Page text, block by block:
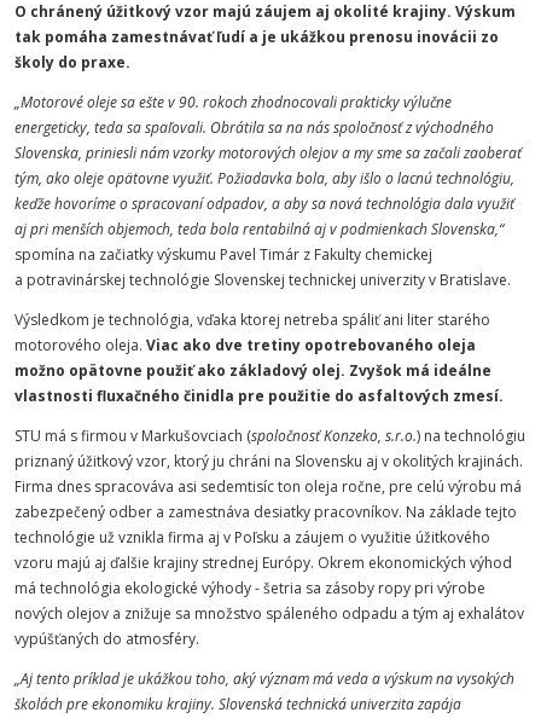
O chránený úžitkový vzor majú záujem aj okolité krajiny. Výskum
tak pomáha zamestnávať ľudí a je ukážkou prenosu inovácii zo
školy do praxe.
„Motorové oleje sa ešte v 90. rokoch zhodnocovali prakticky výlučne
energeticky, teda sa spaľovali. Obrátila sa na nás spoločnosť z východného
Slovenska, priniesli nám vzorky motorových olejov a my sme sa začali zaoberať
tým, ako oleje opätovne využiť. Požiadavka bola, aby išlo o lacnú technológiu,
keďže hovoríme o spracovaní odpadov, a aby sa nová technológia dala využiť
aj pri menších objemoch, teda bola rentabilná aj v podmienkach Slovenska,“
spomína na začiatky výskumu Pavel Timár z Fakulty chemickej
a potravinárskej technológie Slovenskej technickej univerzity v Bratislave.
Výsledkom je technológia, vďaka ktorej netreba spáliť ani liter starého
motorového oleja. Viac ako dve tretiny opotrebovaného oleja
možno opätovne použiť ako základový olej. Zvyšok má ideálne
vlastnosti fluxačného činidla pre použitie do asfaltových zmesí.
STU má s firmou v Markušovciach (spoločnosť Konzeko, s.r.o.) na technológiu
priznaný úžitkový vzor, ktorý ju chráni na Slovensku aj v okolitých krajinách.
Firma dnes spracováva asi sedemtisíc ton oleja ročne, pre celú výrobu má
zabezpečený odber a zamestnáva desiatky pracovníkov. Na základe tejto
technológie už vznikla firma aj v Poľsku a záujem o využitie úžitkového
vzoru majú aj ďalšie krajiny strednej Európy. Okrem ekonomických výhod
má technológia ekologické výhody - šetria sa zásoby ropy pri výrobe
nových olejov a znižuje sa množstvo spáleného odpadu a tým aj exhalátov
vypúšťaných do atmosféry.
„Aj tento príklad je ukážkou toho, aký význam má veda a výskum na vysokých
školách pre ekonomiku krajiny. Slovenská technická univerzita zapája